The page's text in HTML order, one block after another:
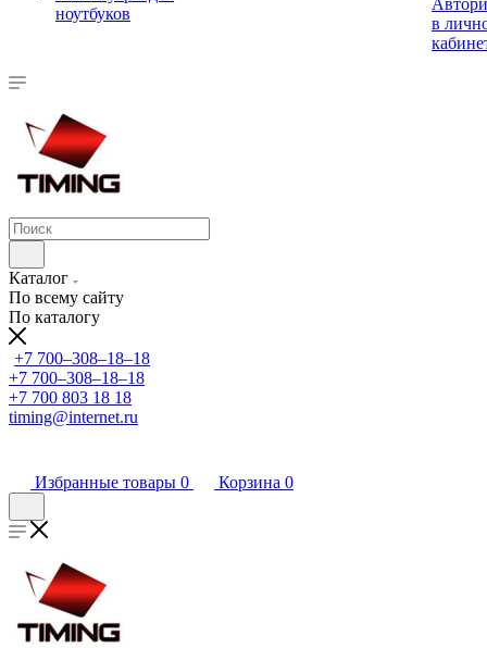
ноутбуков
в
Каталог
По всему сайту
По каталогу
+7 700‒308‒18‒18
+7 700‒308‒18‒18
+7 700 803 18 18
timing@internet.ru
Избранные товары 0 Корзина 0